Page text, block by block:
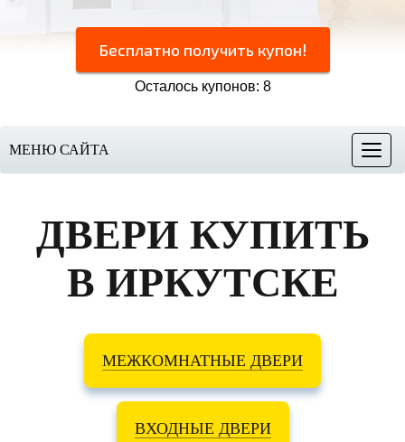
Бесплатно получить купон!
Осталось купонов: 8
Меню
МЕНЮ САЙТА
ДВЕРИ КУПИТЬ
В ИРКУТСКЕ
МЕЖКОМНАТНЫЕ ДВЕРИ
ВХОДНЫЕ ДВЕРИ